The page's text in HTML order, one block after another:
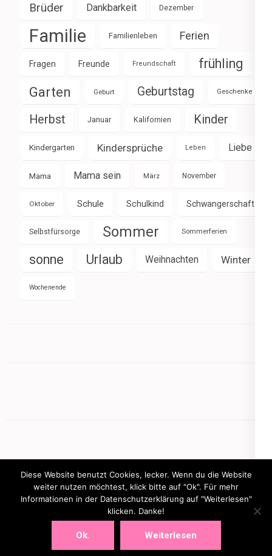
Brüder Dankbarkeit Dezember
Familie Familienleben Ferien
Fragen Freunde Freundschaft frühling
Garten Geburt Geburtstag Geschenke
Herbst Januar Kalifornien Kinder
Kindergarten Kindersprüche Leben Liebe
Mama Mama sein März November
Oktober Schule Schulkind Schwangerschaft
Selbstfürsorge Sommer Sommerferien
sonne Urlaub Weihnachten Winter
Wochenende
mamasbusiness.de
Diese Website benutzt Cookies, lecker. Wenn du die Website
weiter nutzen möchtest, klick bitte auf "Ok". Für mehr
Informationen in der Datenschutzerklärung auf "Weiterlesen"
klicken. Danke!
Ok. Weiterlesen